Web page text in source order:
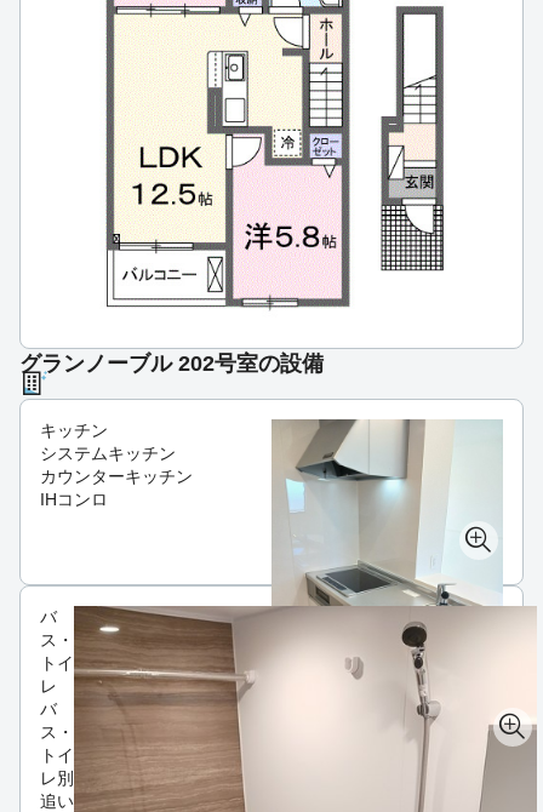
グランノーブル 202号室の設備
キッチン
システムキッチン
カウンターキッチン
IHコンロ
バ
ス・
トイ
レ
バ
ス・
トイ
レ別
追い